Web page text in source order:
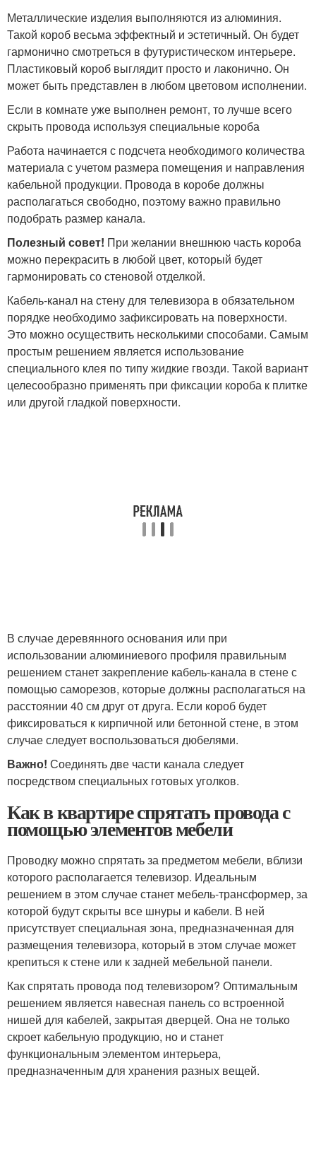
Металлические изделия выполняются из алюминия.
Такой короб весьма эффектный и эстетичный. Он будет
гармонично смотреться в футуристическом интерьере.
Пластиковый короб выглядит просто и лаконично. Он
может быть представлен в любом цветовом исполнении.
Если в комнате уже выполнен ремонт, то лучше всего
скрыть провода используя специальные короба
Работа начинается с подсчета необходимого количества
материала с учетом размера помещения и направления
кабельной продукции. Провода в коробе должны
располагаться свободно, поэтому важно правильно
подобрать размер канала.
Полезный совет! При желании внешнюю часть короба
можно перекрасить в любой цвет, который будет
гармонировать со стеновой отделкой.
Кабель-канал на стену для телевизора в обязательном
порядке необходимо зафиксировать на поверхности.
Это можно осуществить несколькими способами. Самым
простым решением является использование
специального клея по типу жидкие гвозди. Такой вариант
целесообразно применять при фиксации короба к плитке
или другой гладкой поверхности.
В случае деревянного основания или при
использовании алюминиевого профиля правильным
решением станет закрепление кабель-канала в стене с
помощью саморезов, которые должны располагаться на
расстоянии 40 см друг от друга. Если короб будет
фиксироваться к кирпичной или бетонной стене, в этом
случае следует воспользоваться дюбелями.
Важно! Соединять две части канала следует
посредством специальных готовых уголков.
Как в квартире спрятать провода с
помощью элементов мебели
Проводку можно спрятать за предметом мебели, вблизи
которого располагается телевизор. Идеальным
решением в этом случае станет мебель-трансформер, за
которой будут скрыты все шнуры и кабели. В ней
присутствует специальная зона, предназначенная для
размещения телевизора, который в этом случае может
крепиться к стене или к задней мебельной панели.
Как спрятать провода под телевизором? Оптимальным
решением является навесная панель со встроенной
нишей для кабелей, закрытая дверцей. Она не только
скроет кабельную продукцию, но и станет
функциональным элементом интерьера,
предназначенным для хранения разных вещей.